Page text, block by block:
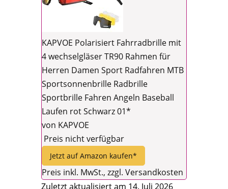
KAPVOE Polarisiert Fahrradbrille mit
4 wechselgläser TR90 Rahmen für
Herren Damen Sport Radfahren MTB
Sportsonnenbrille Radbrille
Sportbrille Fahren Angeln Baseball
Laufen rot Schwarz 01*
von KAPVOE
Preis nicht verfügbar
Jetzt auf Amazon kaufen*
Preis inkl. MwSt., zzgl. Versandkosten
Zuletzt aktualisiert am 14. Juli 2026